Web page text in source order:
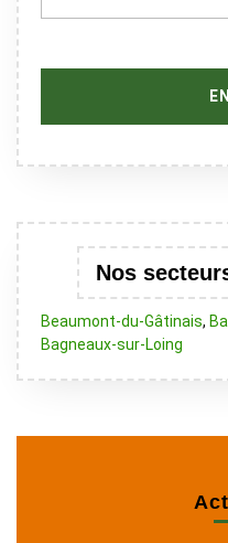
Nos
Beaumont-du-Gâtinais,
Bagneaux-sur-Loing